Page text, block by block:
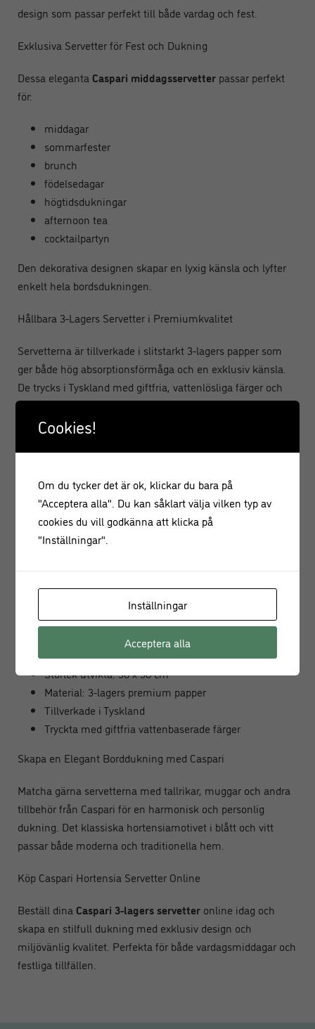
design som passar perfekt till både vardag och fest.
Exklusiva Servetter för Fest och Dukning
Dessa eleganta Caspari middagsservetter passar perfekt
för:
middagar
sommarfester
brunch
födelsedagar
högtidsdukningar
afternoon tea
cocktailpartyn
Den dekorativa designen skapar en lyxig känsla och lyfter
enkelt hela bordsdukningen.
Hållbara 3-Lagers Servetter i Premiumkvalitet
Servetterna är tillverkade i slitstarkt 3-lagers papper som
ger både hög absorptionsförmåga och en exklusiv känsla.
De trycks i Tyskland med giftfria, vattenlösliga färger och
livsmedelssäkert bläck.
Caspari-servetterna är dessutom:
biologiskt nedbrytbara
komposterbara
tillverkade av miljömedvetna råmaterial
hållbarhet.
20 servetter per förpackning
Storlek hopvikt: 19 x 19 cm
Storlek utvikta: 38 x 38 cm
Material: 3-lagers premium papper
Tillverkade i Tyskland
Tryckta med giftfria vattenbaserade färger
Skapa en Elegant Borddukning med Caspari
Matcha gärna servetterna med tallrikar, muggar och andra
tillbehör från Caspari för en harmonisk och personlig
dukning. Det klassiska hortensiamotivet i blått och vitt
passar både moderna och traditionella hem.
Köp Caspari Hortensia Servetter Online
Beställ dina Caspari 3-lagers servetter online idag och
skapa en stilfull dukning med exklusiv design och
miljövänlig kvalitet. Perfekta för både vardagsmiddagar och
festliga tillfällen.
Cookies!
Om du tycker det är ok, klickar du bara på
"Acceptera alla". Du kan såklart välja vilken typ av
cookies du vill godkänna att klicka på
"Inställningar".
Inställningar
Acceptera alla